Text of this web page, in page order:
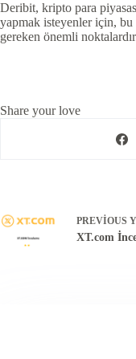
Deribit, kripto para
yapmak isteyenler için, bu
gereken önemli
Share your love
PREVIOUS
XT.com